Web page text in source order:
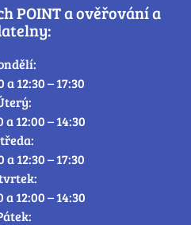
POINT a ověřování a
a 12:30 – 17:30
a 12:00 – 14:30
a 12:30 – 17:30
a 12:00 – 14:30